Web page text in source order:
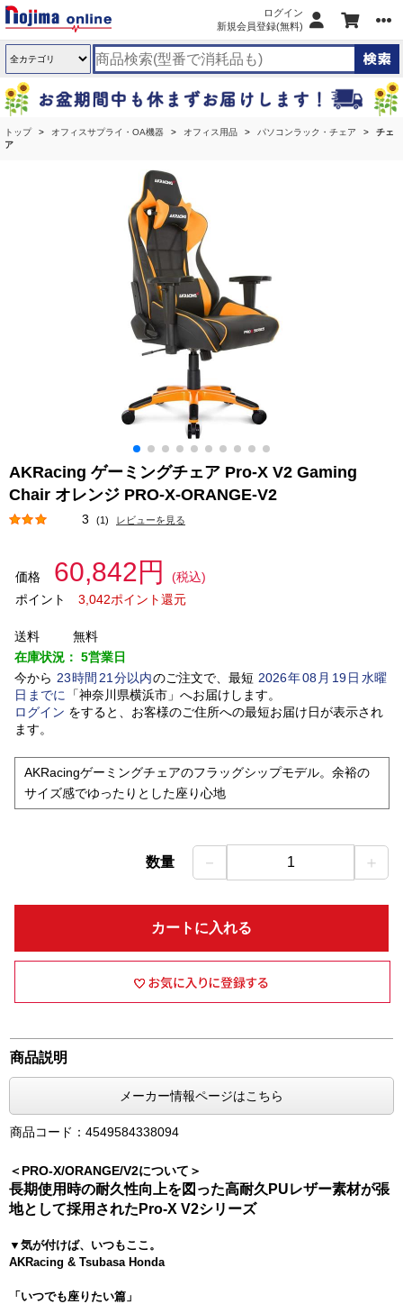
ログイン
新規会員登録(無料)
トップ オフィスサプライ・OA機器 オフィス用品 パソコンラック・チェア
チェ
ア
AKRacing ゲーミングチェア Pro-X V2 Gaming
Chair オレンジ PRO-X-ORANGE-V2
3 (1) レビューを見る
価格 60,842円
(税込)
ポイント
3,042ポイント還元
送料
無料
在庫状況： 5営業日
今から 23時間 21 分以内のご注文で、最短 2026年08 月 19日水曜
日 までに 「神奈川県横浜市」 へお届けします。
ログイン をすると、お客様のご住所への最短お届け日が表示され
ます。
AKRacingゲーミングチェアのフラッグシップモデル。余裕の
サイズ感でゆったりとした座り心地
数量 － 1 ＋
カートに入れる
商品説明
メーカー情報ページはこちら
商品コード：4549584338094
＜PRO-X/ORANGE/V2について＞
長期使用時の耐久性向上を図った高耐久PUレザー素材が張
地として採用されたPro-X V2シリーズ
▼気が付けば、いつもここ。
AKRacing & Tsubasa Honda
「いつでも座りたい篇」